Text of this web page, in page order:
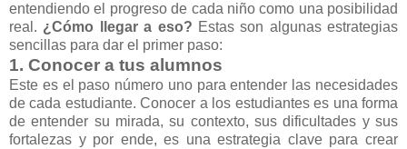
entendiendo el progreso de cada niño como una posibilidad
real. ¿Cómo llegar a eso? Estas son algunas estrategias
sencillas para dar el primer paso:
1. Conocer a tus alumnos
Este es el paso número uno para entender las necesidades
de cada estudiante. Conocer a los estudiantes es una forma
de entender su mirada, su contexto, sus dificultades y sus
fortalezas y por ende, es una estrategia clave para crear